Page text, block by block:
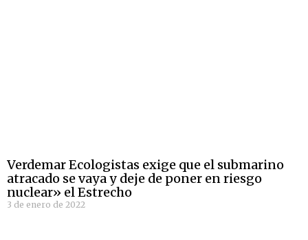
Verdemar Ecologistas exige que el submarino
atracado se vaya y deje de poner en riesgo
nuclear» el Estrecho
3 de enero de 2022